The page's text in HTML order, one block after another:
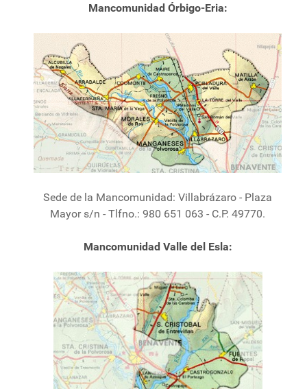
Mancomunidad Órbigo-Eria:
Sede de la Mancomunidad: Villabrázaro - Plaza
Mayor s/n - Tlfno.: 980 651 063 - C.P. 49770.
Mancomunidad Valle del Esla: